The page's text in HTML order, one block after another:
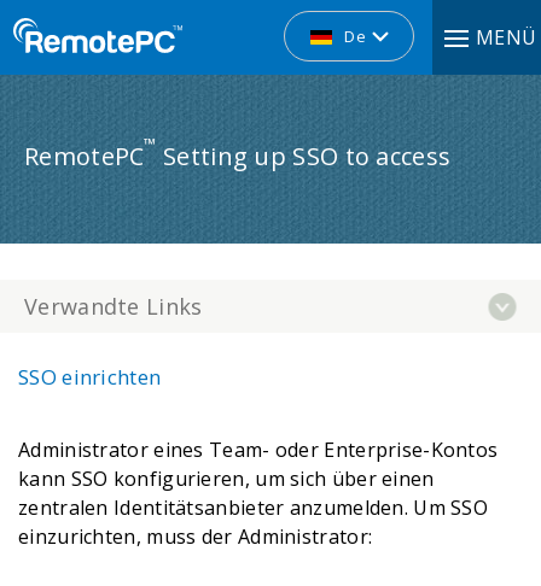
De MENÜ
RemotePC™ Setting up SSO to access
Verwandte Links
SSO einrichten
Administrator eines Team- oder Enterprise-Kontos
kann SSO konfigurieren, um sich über einen
zentralen Identitätsanbieter anzumelden. Um SSO
einzurichten, muss der Administrator: